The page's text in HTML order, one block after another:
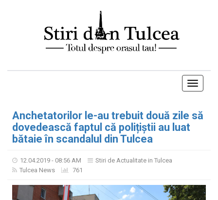
Toggle
Anchetatorilor le-au trebuit două zile să
dovedească faptul că polițiștii au luat
bătaie în scandalul din Tulcea
12.04.2019 - 08:56 AM
Stiri de Actualitate in Tulcea
Tulcea News
761